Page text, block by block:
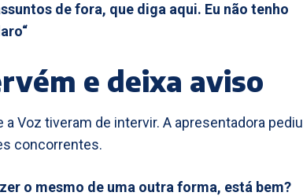
de fora, que diga aqui. Eu não tenho
e deixa aviso
Voz tiveram de intervir. A apresentadora pediu
concorrentes.
o mesmo de uma outra forma, está bem?